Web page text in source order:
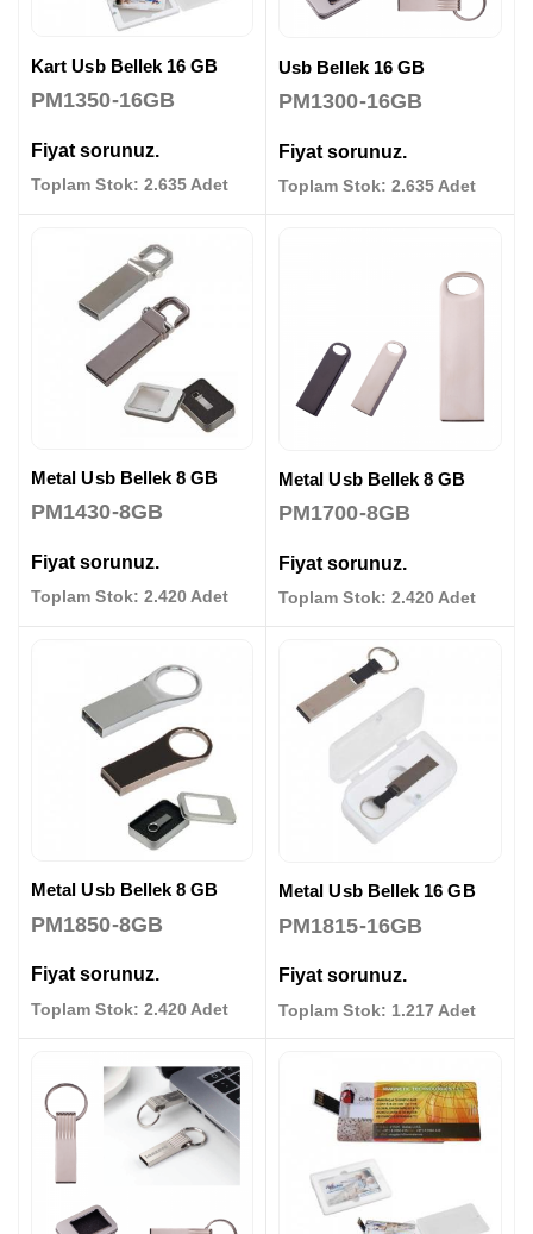
Kart Usb Bellek 16 GB
PM1350-16GB
Fiyat sorunuz.
Toplam Stok: 2.635 Adet
Usb Bellek 16 GB
PM1300-16GB
Fiyat sorunuz.
Toplam Stok: 2.635 Adet
Metal Usb Bellek 8 GB
PM1430-8GB
Fiyat sorunuz.
Toplam Stok: 2.420 Adet
Metal Usb Bellek 8 GB
PM1700-8GB
Fiyat sorunuz.
Toplam Stok: 2.420 Adet
Metal Usb Bellek 8 GB
PM1850-8GB
Fiyat sorunuz.
Toplam Stok: 2.420 Adet
Metal Usb Bellek 16 GB
PM1815-16GB
Fiyat sorunuz.
Toplam Stok: 1.217 Adet